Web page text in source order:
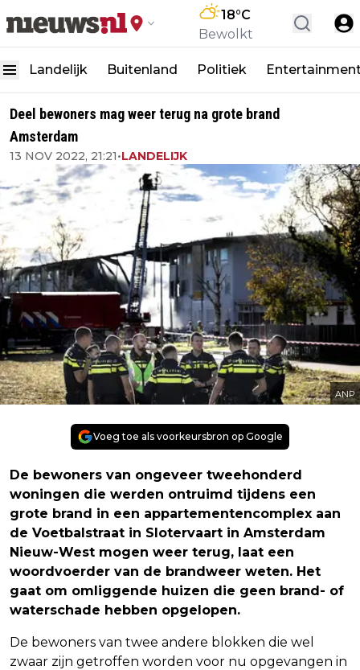
18°C
Bewolkt
Landelijk Buitenland Politiek
Deel bewoners mag weer terug na grote brand
Amsterdam
13 NOV 2022, 21:21•LANDELIJK
ANP
Voeg toe als voorkeursbron op Google
De bewoners van ongeveer tweehonderd
woningen die werden ontruimd tijdens een
grote brand in een appartementencomplex aan
de Voetbalstraat in Slotervaart in Amsterdam
Nieuw-West mogen weer terug, laat een
woordvoerder van de brandweer weten. Het
gaat om omliggende huizen die geen brand- of
waterschade hebben opgelopen.
De bewoners van twee andere blokken die wel
zwaar zijn getroffen worden voor nu opgevangen in